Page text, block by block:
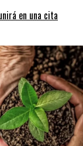
en una cita